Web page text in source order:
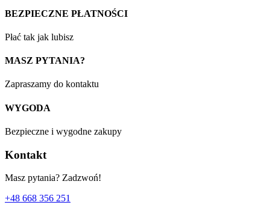
BEZPIECZNE PŁATNOŚCI
Płać tak jak lubisz
MASZ PYTANIA?
Zapraszamy do kontaktu
WYGODA
Bezpieczne i wygodne zakupy
Kontakt
Masz pytania? Zadzwoń!
+48 668 356 251